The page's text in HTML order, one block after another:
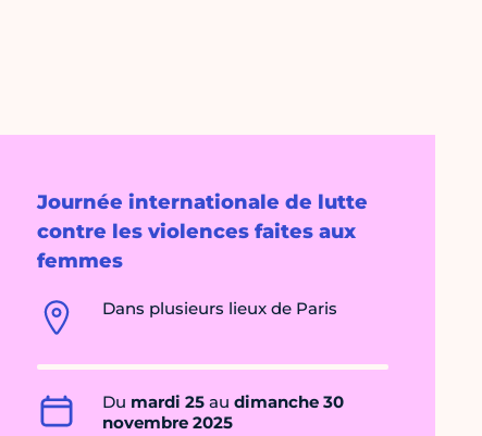
Journée internationale de lutte
contre les violences faites aux
femmes
Dans plusieurs lieux de Paris
Du mardi 25 au dimanche 30
novembre 2025